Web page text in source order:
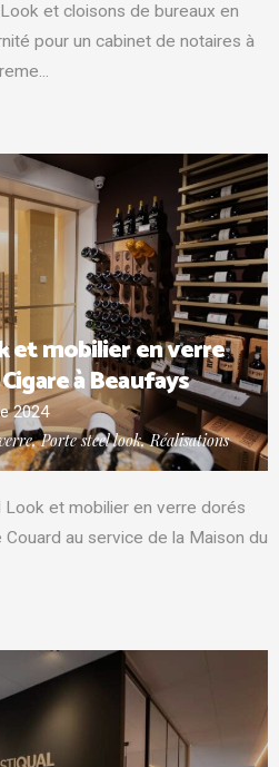
et cloisons de bureaux en
pour un cabinet de notaires à
et mobilier en verre
à Beaufays
2024
Porte steel look, Réalisations
et mobilier en verre dorés
au service de la Maison du